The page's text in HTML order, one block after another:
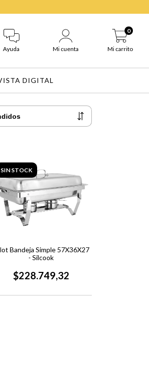
Ayuda Mi cuenta Mi carrito
0
DIGITAL
SIN STOCK
Bandeja Simple 57X36X27
- Silcook
$228.749,32